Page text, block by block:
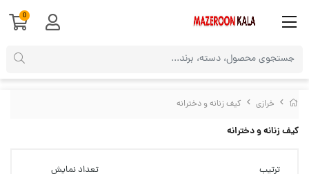
خرازی کیف زنانه و دخترانه
کیف زنانه و دخترانه
ترتیب تعداد نمایش
0